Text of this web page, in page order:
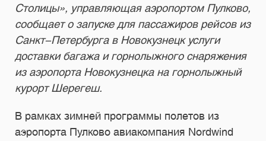
Столицы», управляющая аэропортом Пулково,
сообщает о запуске для пассажиров рейсов из
Санкт-Петербурга в Новокузнецк услуги
доставки багажа и горнолыжного снаряжения
из аэропорта Новокузнецка на горнолыжный
курорт Шерегеш.
В рамках зимней программы полетов из
аэропорта Пулково авиакомпания Nordwind